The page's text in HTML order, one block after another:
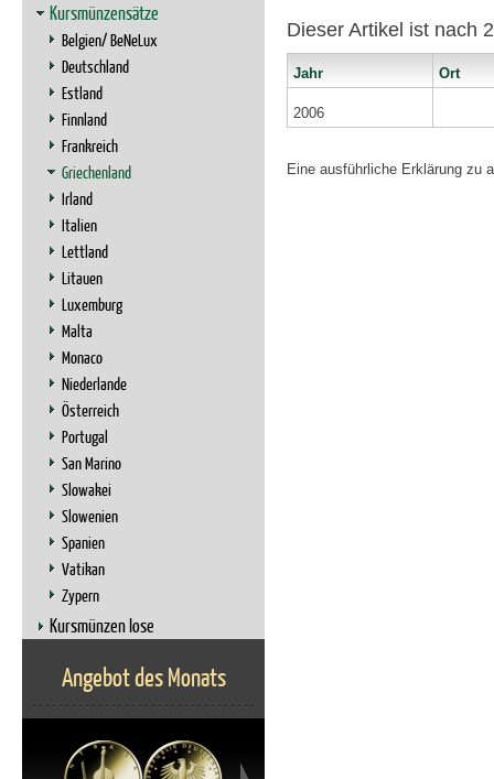
Kursmünzensätze
Belgien/ BeNeLux
Deutschland
Estland
Finnland
Frankreich
Griechenland
Irland
Italien
Lettland
Litauen
Luxemburg
Malta
Monaco
Niederlande
Österreich
Portugal
San Marino
Slowakei
Slowenien
Spanien
Vatikan
Zypern
Kursmünzen lose
Angebot des Monats
Dieser Artikel ist nach
Jahr Ort
2006
Eine ausführliche Erklärung zu